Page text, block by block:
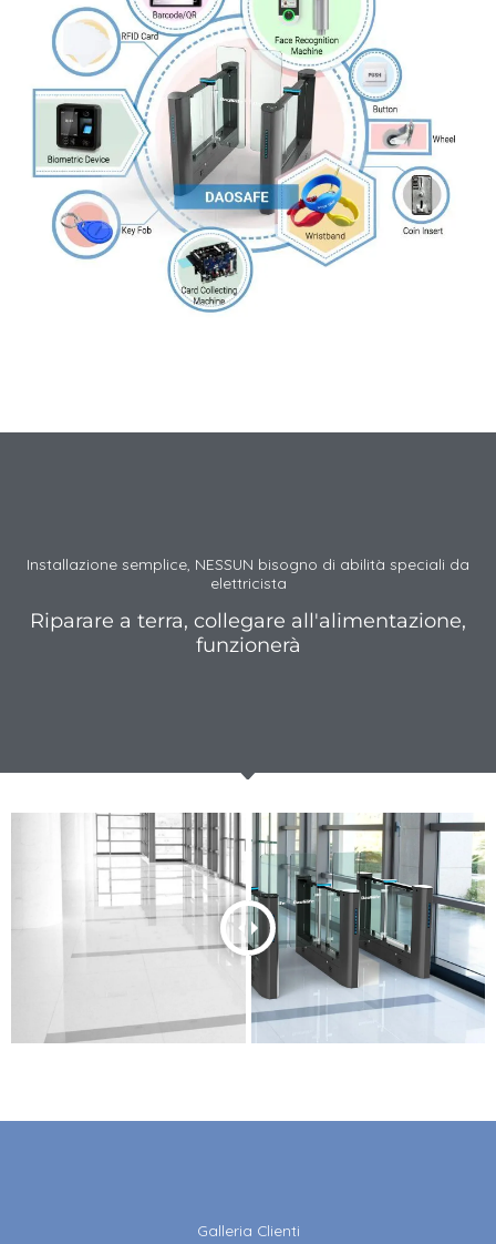
Installazione semplice, NESSUN bisogno di abilità speciali da
elettricista
Riparare a terra, collegare all'alimentazione,
funzionerà
Galleria Clienti